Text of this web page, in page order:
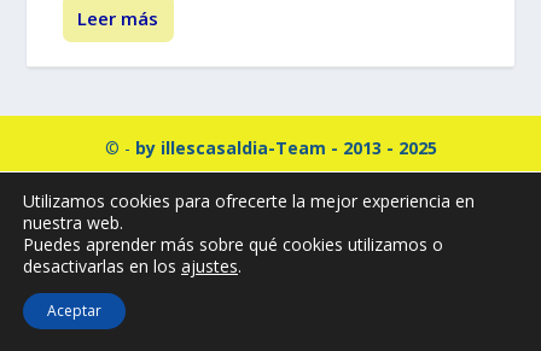
Leer más
© - by illescasaldia-Team - 2013 - 2025
Más información sobre las cookies
Utilizamos cookies para ofrecerte la mejor experiencia en
nuestra web.
Puedes aprender más sobre qué cookies utilizamos o
desactivarlas en los ajustes.
Aceptar